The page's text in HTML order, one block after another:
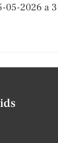
05-2026 a